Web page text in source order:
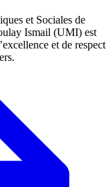
et Sociales de
Ismail (UMI) est
et de respect